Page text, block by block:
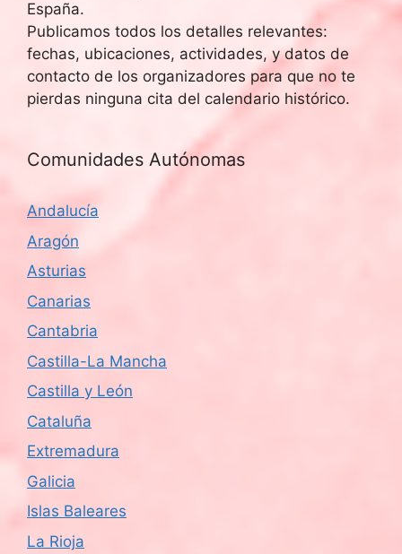
España.
Publicamos todos los detalles relevantes:
fechas, ubicaciones, actividades, y datos de
contacto de los organizadores para que no te
pierdas ninguna cita del calendario histórico.
Comunidades Autónomas
Andalucía
Aragón
Asturias
Canarias
Cantabria
Castilla-La Mancha
Castilla y León
Cataluña
Extremadura
Galicia
Islas Baleares
La Rioja